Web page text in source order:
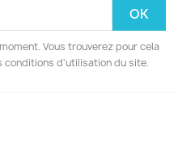
Vous trouverez pour cela
conditions d'utilisation du site.